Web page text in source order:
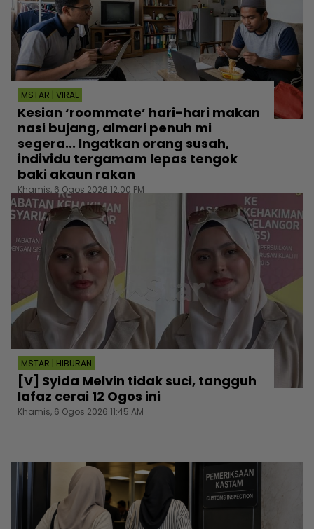
MSTAR | VIRAL
Kesian ‘roommate’ hari-hari makan
nasi bujang, almari penuh mi
segera... Ingatkan orang susah,
individu tergamam lepas tengok
baki akaun rakan
Khamis, 6 Ogos 2026 12:00 PM
MSTAR | HIBURAN
[V] Syida Melvin tidak suci, tangguh
lafaz cerai 12 Ogos ini
Khamis, 6 Ogos 2026 11:45 AM